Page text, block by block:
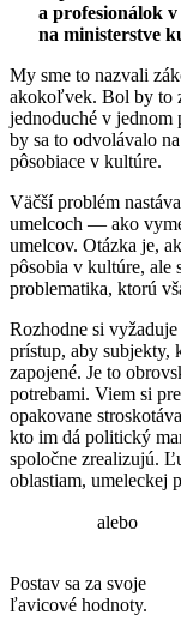
a profesionálok
na ministerstve
My sme to nazvali
akokoľvek. Bol by to
jednoduché v jednom
by sa to odvolávalo
pôsobiace v kultúre.
Väčší problém
umelcoch — ako
umelcov. Otázka je,
pôsobia v kultúre, ale
problematika, ktorú
Rozhodne si
prístup, aby subjekty,
zapojené. Je to
potrebami. Viem si
opakovane
kto im dá politický
spoločne zrealizujú.
oblastiam, umeleckej
alebo
Postav sa za svoje
ľavicové hodnoty.